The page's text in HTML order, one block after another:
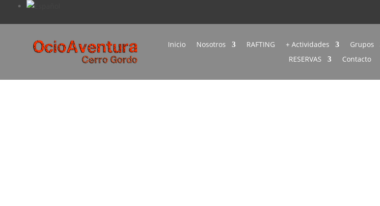
Casa
Inicio Nosotros RAFTING + Actividades Grupos
RESERVAS
Contacto